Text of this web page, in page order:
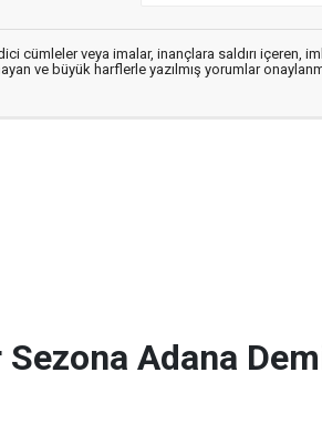
cümleler veya imalar, inançlara saldırı içeren,
ve büyük harflerle yazılmış yorumlar
Adana